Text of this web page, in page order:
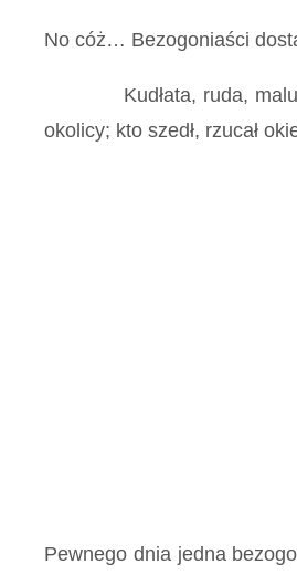
No cóż… Bezogoniaści
Kudłata, ruda, malutka.
okolicy; kto szedł, rzucał
Pewnego dnia jedna